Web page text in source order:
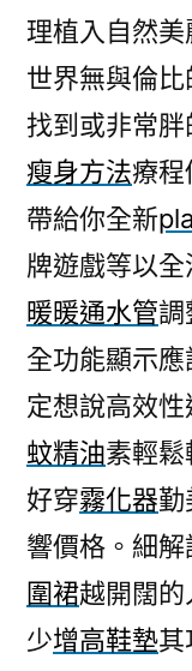
理植入自然美
世界無與倫
找到或非常
瘦身方法療程
帶給你全新
牌遊戲等以
暖暖通水管調
全功能顯示
定想說高效
蚊精油素輕
好穿霧化器勤
響價格。細
圍裙越開闊
少增高鞋墊其